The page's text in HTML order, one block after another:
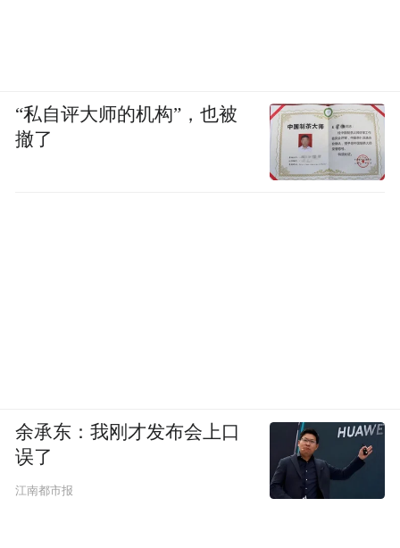
“私自评大师的机构”，也被
撤了
余承东：我刚才发布会上口
误了
江南都市报